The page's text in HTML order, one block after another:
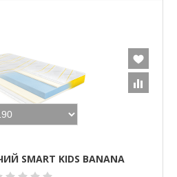
SMART KIDS BANANA